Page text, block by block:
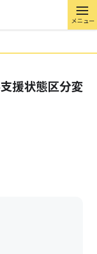
メニュー
援状態区分変